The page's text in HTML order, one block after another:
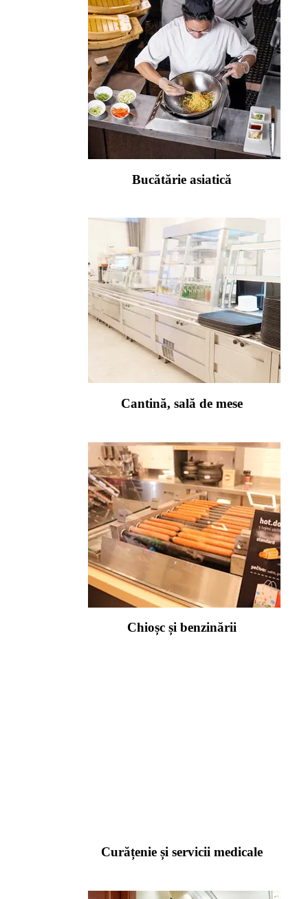
Bucătărie asiatică
Cantină, sală de mese
Chioșc și benzinării
Curățenie și servicii medicale